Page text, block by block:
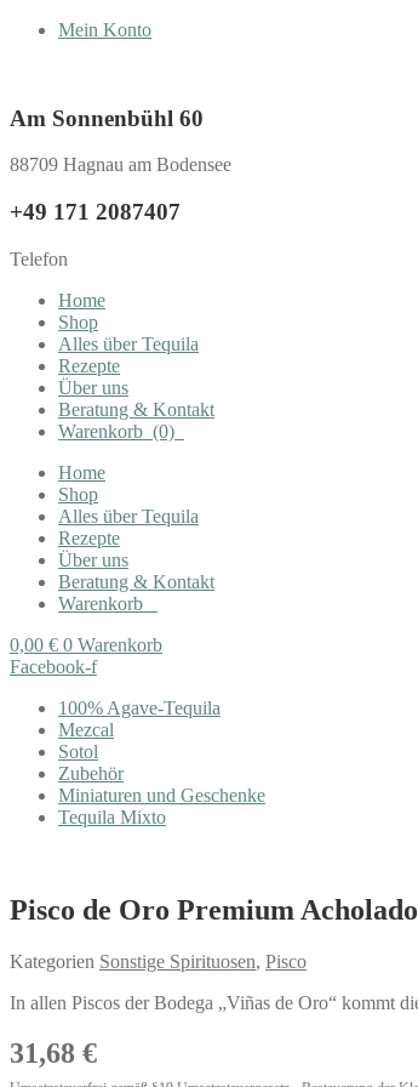
Mein Konto
Am Sonnenbühl 60
88709 Hagnau am Bodensee
+49 171 2087407
Telefon
Home
Shop
Alles über Tequila
Rezepte
Über uns
Beratung & Kontakt
Warenkorb (0)
Home
Shop
Alles über Tequila
Rezepte
Über uns
Beratung & Kontakt
Warenkorb
0,00 € 0 Warenkorb
Facebook-f
100% Agave-Tequila
Mezcal
Sotol
Zubehör
Miniaturen und Geschenke
Tequila Mixto
Pisco de Oro Premium
Kategorien Sonstige Spirituosen, Pisco
In allen Piscos der Bodega „Viñas de Oro“ kommt
31,68 €